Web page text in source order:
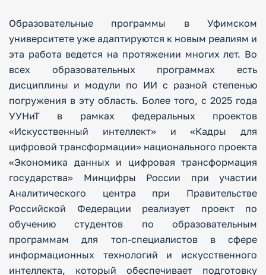
Образовательные программы в Уфимском
университете уже адаптируются к новым реалиям и
эта работа ведется на протяжении многих лет. Во
всех образовательных программах есть
дисциплины и модули по ИИ с разной степенью
погружения в эту область. Более того, с 2025 года
УУНиТ в рамках федеральных проектов
«Искусственный интеллект» и «Кадры для
цифровой трансформации» национального проекта
«Экономика данных и цифровая трансформация
государства» Минцифры России при участии
Аналитического центра при Правительстве
Российской Федерации реализует проект по
обучению студентов по образовательным
программам для топ-специалистов в сфере
информационных технологий и искусственного
интеллекта, который обеспечивает подготовку